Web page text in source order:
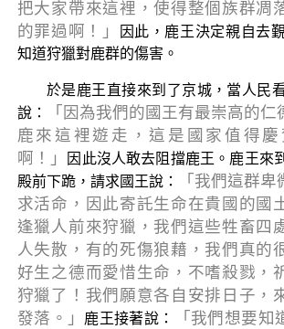
把大家帶來這裡，使得整個族群凋
的罪過啊！」
因此，鹿王決定親自去
知道狩獵對鹿群的傷害。
於是鹿王直接來到了京城，當人民
說：
「因為我們的國王有最崇高的
鹿來這裡遊走，這是國家值得
啊！」
因此沒人敢去阻擋鹿王。鹿王來
殿前下跪，請求國王說：
「我們這群
求活命，因此寄託生命在貴國的國
逢獵人前來狩獵，我們這些牲畜四
人失散，有的死傷狼藉，我們真的
好生之德而愛惜生命，不嗜殺戮，
狩獵了！我們願意各自安排日子，
發落。」
鹿王接著說：
「我們想要